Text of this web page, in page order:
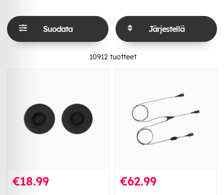
Suodata Järjestellä
10912 tuotteet
€18.99 €62.99